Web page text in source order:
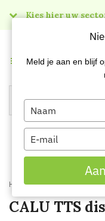
Kies hier uw
Menu
Home Kenniscentrum
CALU TTS
Meld je aan en blijf
Type
your
name
Type
your
email